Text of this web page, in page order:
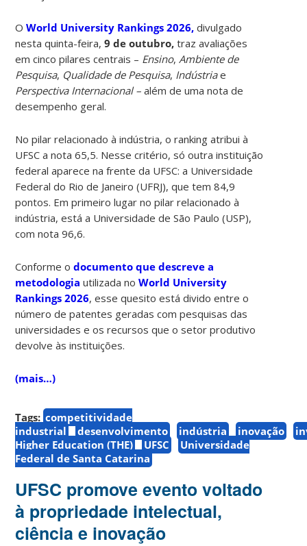
OWorld University Rankings 2026, divulgado
nesta quinta-feira,9 de outubro,traz avaliações
em cinco pilares centrais – Ensino, Ambiente de
Pesquisa, Qualidade de Pesquisa, Indústriae
Perspectiva Internacional –além de uma nota de
desempenho geral.
No pilar relacionado à indústria, o ranking atribui à
UFSC a nota 65,5. Nesse critério, só outra instituição
federal aparece na frente da UFSC: a Universidade
Federal do Rio de Janeiro (UFRJ), que tem 84,9
pontos. Em primeiro lugar no pilar relacionado à
indústria, está a Universidade de São Paulo (USP),
com nota 96,6.
Conforme o documento que descreve a
metodologia utilizada noWorld University
Rankings 2026, esse quesito está divido entre o
número de patentes geradas com pesquisas das
universidades e os recursos que o setor produtivo
devolve às instituições.
(mais…)
Tags: competitividade
industrial
desenvolvimento indústria inovação
Higher Education (THE)
UFSC
Universidade
Federal de Santa Catarina
UFSC promove evento voltado
à propriedade intelectual,
ciência e inovação